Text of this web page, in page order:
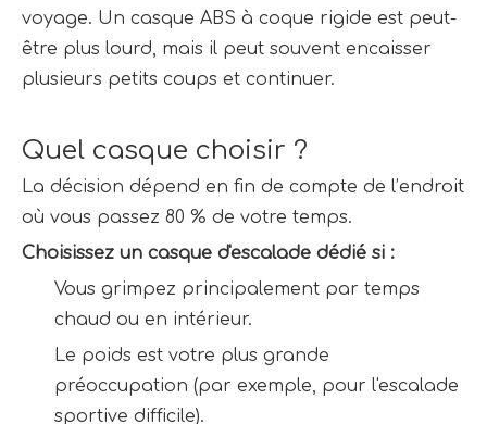
voyage. Un casque ABS à coque rigide est peut-
être plus lourd, mais il peut souvent encaisser
plusieurs petits coups et continuer.
Quel casque choisir ?
La décision dépend en fin de compte de l’endroit
où vous passez 80 % de votre temps.
Choisissez un casque d'escalade dédié si :
Vous grimpez principalement par temps
chaud ou en intérieur.
Le poids est votre plus grande
préoccupation (par exemple, pour l'escalade
sportive difficile).